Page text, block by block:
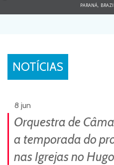
PARANÁ,
NOTÍCIAS
8 jun
Orquestra de
a temporada do
nas Igrejas no